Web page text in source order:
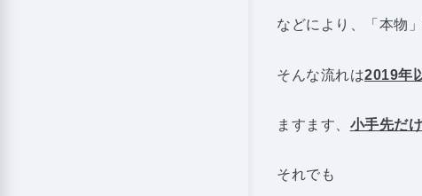
などにより、「本物
そんな流れは2019年
ますます、 小手先だ
それでも